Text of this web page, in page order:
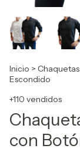
Inicio > Chaquetas
Escondido
+110 vendidos
con